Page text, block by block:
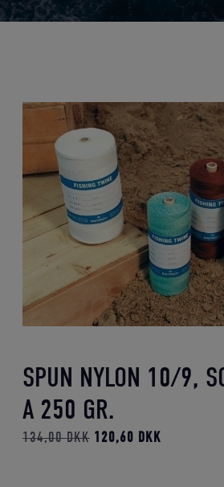
SPUN NYLON 10/9,
A 250 GR.
134,00DKK Den
120,60 DKKDen